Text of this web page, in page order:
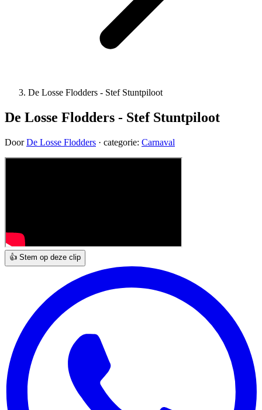
De Losse Flodders - Stef Stuntpiloot
De Losse Flodders - Stef Stuntpiloot
DoorDe Losse Flodders · categorie: Carnaval
👍 Stem op deze clip